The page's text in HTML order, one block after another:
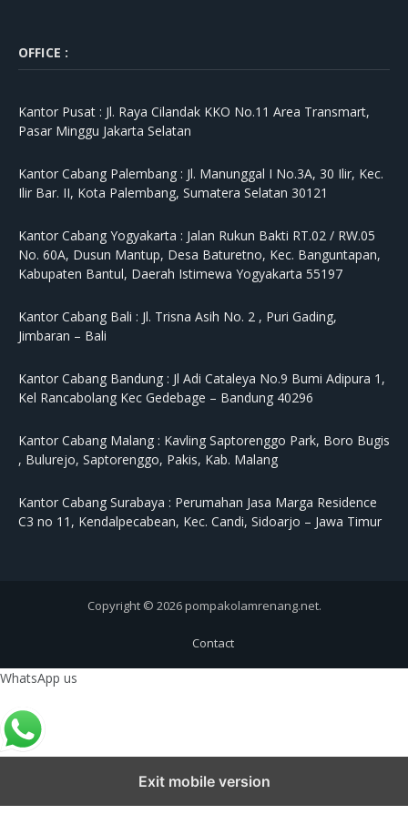
OFFICE :
Kantor Pusat : Jl. Raya Cilandak KKO No.11 Area Transmart,
Pasar Minggu Jakarta Selatan
Kantor Cabang Palembang : Jl. Manunggal I No.3A, 30 Ilir, Kec.
Ilir Bar. II, Kota Palembang, Sumatera Selatan 30121
Kantor Cabang Yogyakarta : Jalan Rukun Bakti RT.02 / RW.05
No. 60A, Dusun Mantup, Desa Baturetno, Kec. Banguntapan,
Kabupaten Bantul, Daerah Istimewa Yogyakarta 55197
Kantor Cabang Bali : Jl. Trisna Asih No. 2 , Puri Gading,
Jimbaran – Bali
Kantor Cabang Bandung : Jl Adi Cataleya No.9 Bumi Adipura 1,
Kel Rancabolang Kec Gedebage – Bandung 40296
Kantor Cabang Malang : Kavling Saptorenggo Park, Boro Bugis
, Bulurejo, Saptorenggo, Pakis, Kab. Malang
Kantor Cabang Surabaya : Perumahan Jasa Marga Residence
C3 no 11, Kendalpecabean, Kec. Candi, Sidoarjo – Jawa Timur
Copyright © 2026 pompakolamrenang.net.
Contact
WhatsApp us
Exit mobile version